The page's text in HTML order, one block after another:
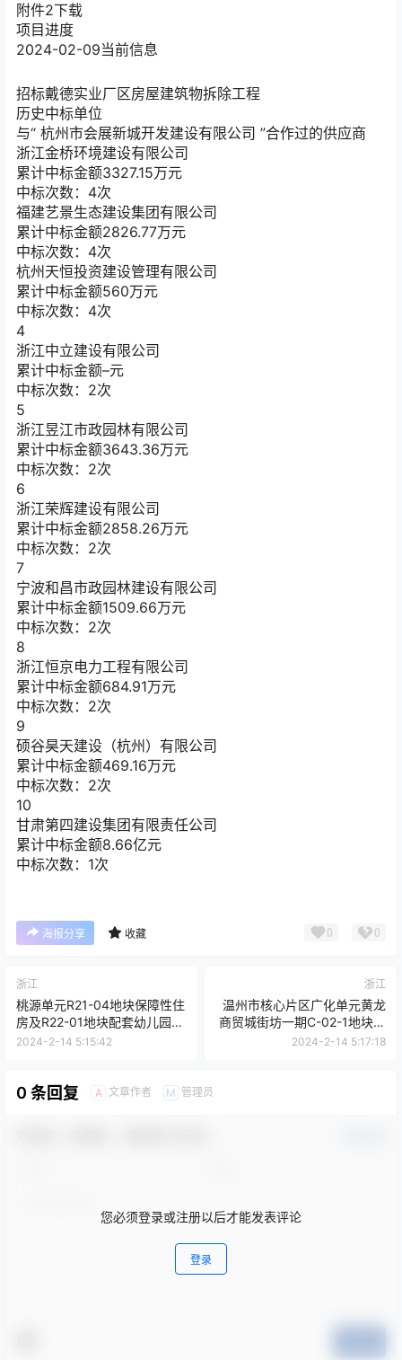
附件2下载
项目进度
2024-02-09当前信息
招标戴德实业厂区房屋建筑物拆除工程
历史中标单位
与“ 杭州市会展新城开发建设有限公司 ”合作过的供应商
浙江金桥环境建设有限公司
累计中标金额3327.15万元
中标次数：4次
福建艺景生态建设集团有限公司
累计中标金额2826.77万元
中标次数：4次
杭州天恒投资建设管理有限公司
累计中标金额560万元
中标次数：4次
4
浙江中立建设有限公司
累计中标金额–元
中标次数：2次
5
浙江昱江市政园林有限公司
累计中标金额3643.36万元
中标次数：2次
6
浙江荣辉建设有限公司
累计中标金额2858.26万元
中标次数：2次
7
宁波和昌市政园林建设有限公司
累计中标金额1509.66万元
中标次数：2次
8
浙江恒京电力工程有限公司
累计中标金额684.91万元
中标次数：2次
9
硕谷昊天建设（杭州）有限公司
累计中标金额469.16万元
中标次数：2次
10
甘肃第四建设集团有限责任公司
累计中标金额8.66亿元
中标次数：1次
海报分享 收藏 0 0
浙江
桃源单元R21-04地块保障性住
房及R22-01地块配套幼儿园项
目监理
2024-2-14 5:15:42
浙江
温州市核心片区广化单元黄龙
商贸城街坊一期C-02-1地块厨
房设备采购及安装工程招标公
2024-2-14 5:17:18
0 条回复 A 文章作者 M 管理员
您必须登录或注册以后才能发表评论
登录